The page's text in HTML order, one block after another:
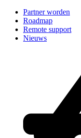
Partner worden
Roadmap
Remote support
Nieuws